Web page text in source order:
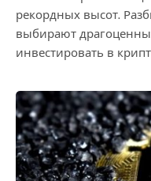
рекордных высот.
выбирают
инвестировать в